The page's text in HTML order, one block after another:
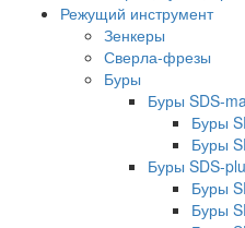
Режущий инструмент
Зенкеры
Сверла-фрезы
Буры
Буры SDS-
Буры
Буры
Буры SDS-
Буры
Буры